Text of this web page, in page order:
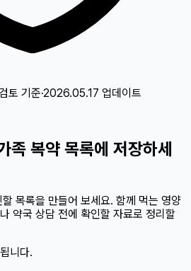
토 기준·2026.05.17 업데이트
족 복약 목록에 저장하세
목록을 만들어 보세요. 함께 먹는 영양
약국 상담 전에 확인할 자료로 정리할
니다.